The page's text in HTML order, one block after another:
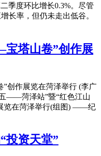
季度环比增长0.3%。尽管
长率，但仍未走出低谷。
塔山卷”创作展
创作展览在菏泽举行 (李广
——菏泽站”暨“红色江山
览在菏泽举行(组图) ——纪
投资天堂”